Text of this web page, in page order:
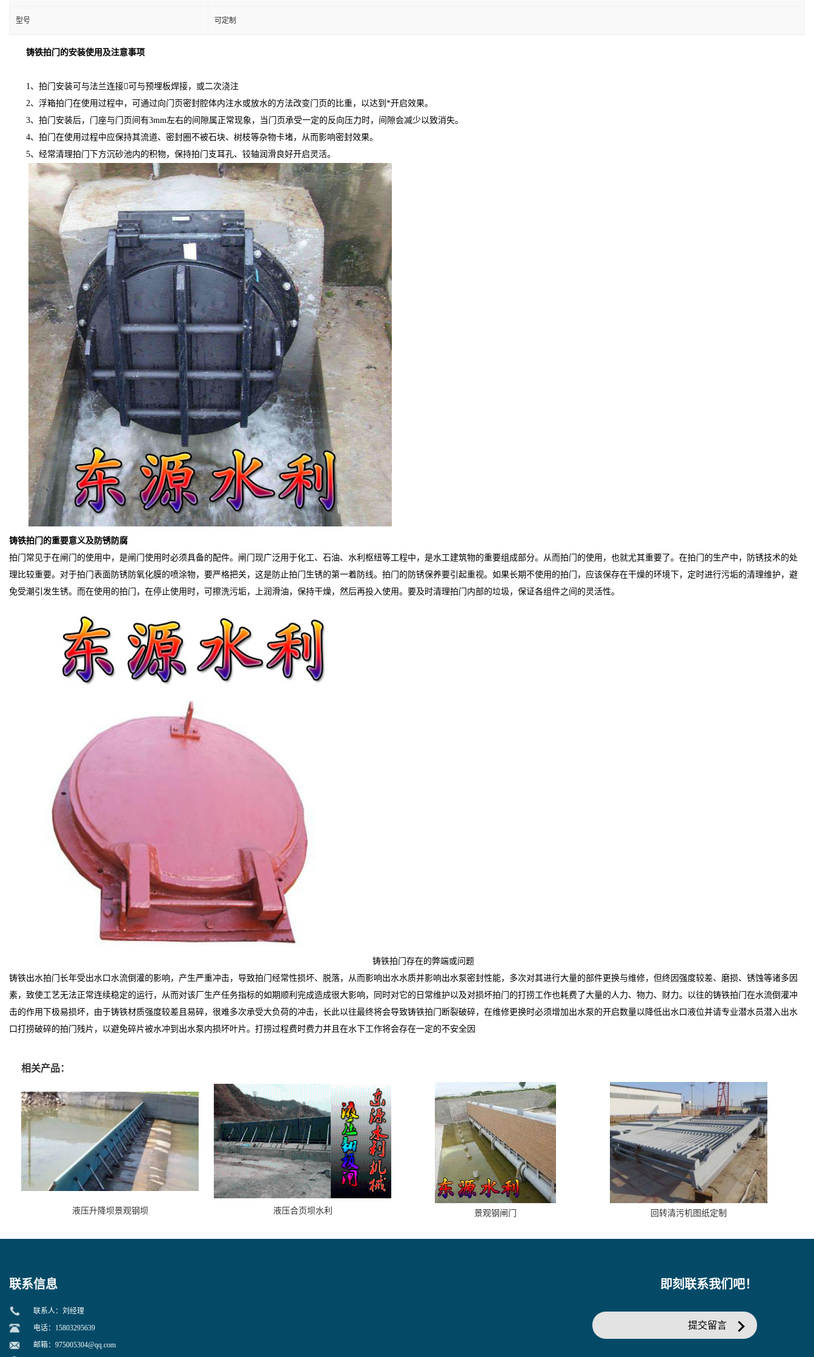
型号 可定制
铸铁拍门的安装使用及注意事项
1、拍门安装可与法兰连接可与预埋板焊接，或二次浇注
2、浮箱拍门在使用过程中，可通过向门页密封腔体内注水或放水的方法改变门页的比重，以达到*开启效果。
3、拍门安装后，门座与门页间有3mm左右的间隙属正常现象，当门页承受一定的反向压力时，间隙会减少以致消失。
4、拍门在使用过程中应保持其流道、密封圈不被石块、树枝等杂物卡堵，从而影响密封效果。
5、经常清理拍门下方沉砂池内的积物，保持拍门支耳孔、铰轴润滑良好开启灵活。
铸铁拍门的重要意义及防锈防腐
拍门常见于在闸门的使用中，是闸门使用时必须具备的配件。闸门现广泛用于化工、石油、水利枢纽等工程中，是水工建筑物的重要组成部分。从而拍门的使用，也就尤其重要了。在拍门的生产中，防锈技术的处
理比较重要。对于拍门表面防锈防氧化膜的喷涂物，要严格把关，这是防止拍门生锈的第一着防线。拍门的防锈保养要引起重视。如果长期不使用的拍门，应该保存在干燥的环境下，定时进行污垢的清理维护，避
免受潮引发生锈。而在使用的拍门，在停止使用时，可擦洗污垢，上润滑油，保持干燥，然后再投入使用。要及时清理拍门内部的垃圾，保证各组件之间的灵活性。
铸铁拍门存在的弊端或问题
铸铁出水拍门长年受出水口水流倒灌的影响，产生严重冲击，导致拍门经常性损坏、脱落，从而影响出水水质并影响出水泵密封性能，多次对其进行大量的部件更换与维修，但终因强度较差、磨损、锈蚀等诸多因
素，致使工艺无法正常连续稳定的运行，从而对该厂生产任务指标的如期顺利完成造成很大影响，同时对它的日常维护以及对损坏拍门的打捞工作也耗费了大量的人力、物力、财力。以往的铸铁拍门在水流倒灌冲
击的作用下极易损坏，由于铸铁材质强度较差且易碎，很难多次承受大负荷的冲击，长此以往最终将会导致铸铁拍门断裂破碎，在维修更换时必须增加出水泵的开启数量以降低出水口液位并请专业潜水员潜入出水
口打捞破碎的拍门残片，以避免碎片被水冲到出水泵内损坏叶片。打捞过程费时费力并且在水下工作将会存在一定的不安全因
相关产品：
液压升降坝景观钢坝 液压合页坝水利 景观钢闸门 回转清污机图纸定制
联系信息
联系人：刘经理
电话：15803295639
邮箱： 975005304@qq.com
即刻联系我们吧！
提交留言